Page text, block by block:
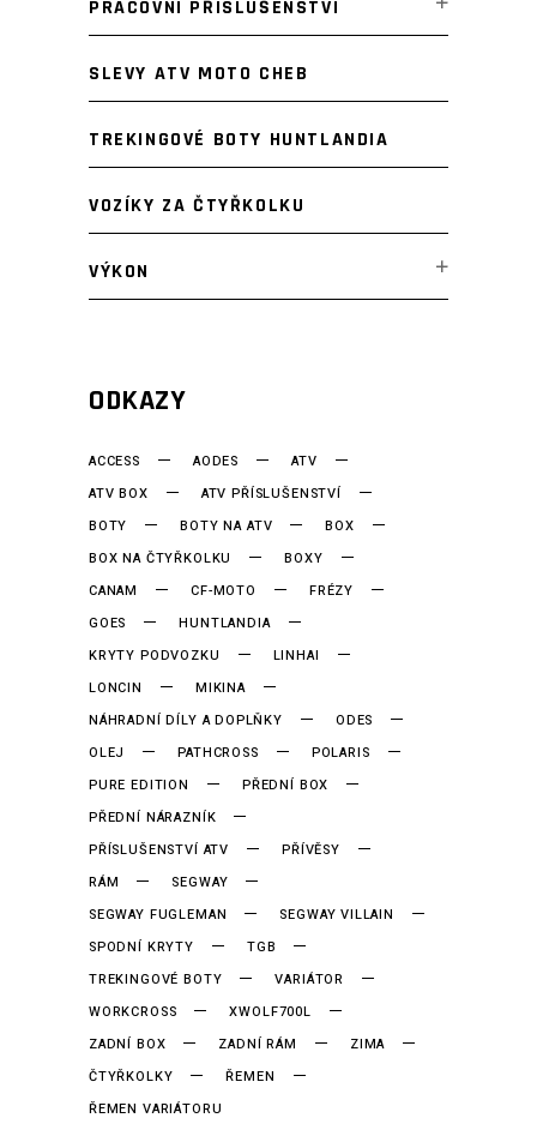
PRACOVNÍ PŘÍSLUŠENSTVÍ
SLEVY ATV MOTO CHEB
TREKINGOVÉ BOTY HUNTLANDIA
VOZÍKY ZA ČTYŘKOLKU
VÝKON
ODKAZY
ACCESS AODES
ATV
ATV BOX
ATV PŘÍSLUŠENSTVÍ
BOTY
BOTY NA ATV
BOX
BOX NA ČTYŘKOLKU
BOXY
CANAM
CF-MOTO
FRÉZY
GOES
HUNTLANDIA
KRYTY PODVOZKU
LINHAI
LONCIN
MIKINA
NÁHRADNÍ DÍLY A DOPLŇKY
ODES
OLEJ
PATHCROSS
POLARIS
PURE EDITION
PŘEDNÍ BOX
PŘEDNÍ NÁRAZNÍK
PŘÍSLUŠENSTVÍ ATV
PŘÍVĚSY
RÁM
SEGWAY
SEGWAY FUGLEMAN
SEGWAY VILLAIN
SPODNÍ KRYTY
TGB
TREKINGOVÉ BOTY
VARIÁTOR
WORKCROSS
XWOLF700L
ZADNÍ BOX
ZADNÍ RÁM
ZIMA
ČTYŘKOLKY
ŘEMEN
ŘEMEN VARIÁTORU